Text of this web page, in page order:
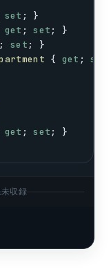
set ; }
get ; set ; }
; set ; }
{ get ; set
get ; set ; }
収録